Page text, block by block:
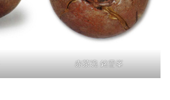
赤茶碗 銘雪峯